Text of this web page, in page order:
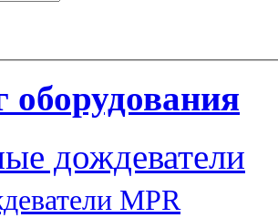
оборудования
дождеватели
MPR